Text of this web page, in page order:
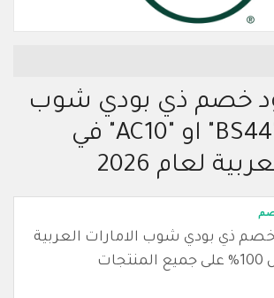
خصم ذي بودي شوب
"AC66" او "BS44" او "AC10" في
لعام 2026
ذي بودي شوب الامارات العربية